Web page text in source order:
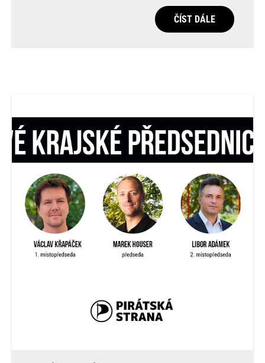
ČÍST DÁLE